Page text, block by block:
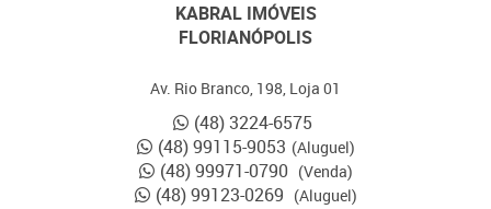
KABRAL IMÓVEIS
FLORIANÓPOLIS
Av. Rio Branco, 198, Loja 01
(48) 3224-6575
(48) 99115-9053 (Aluguel)
(48) 99971-0790 (Venda)
(48) 99123-0269 (Aluguel)